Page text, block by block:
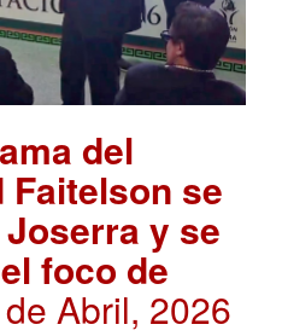
del
Faitelson se
y se
foco de
Abril, 2026